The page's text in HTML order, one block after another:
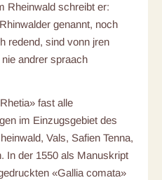
Rheinwald schreibt er:
genannt, noch
redend, sind vonn jren
andrer spraach
fast alle
im Einzugsgebiet des
Vals, Safien Tenna,
In der 1550 als Manuskript
«Gallia comata»